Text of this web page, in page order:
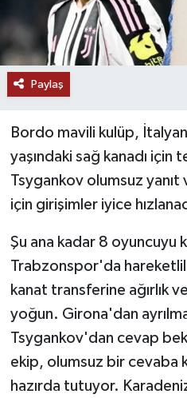
Paylaş
Bordo mavili kulüp,
yaşındaki sağ kanadı için
Tsygankov olumsuz
için girişimler iyice
Şu ana kadar 8 oyuncuyu
Trabzonspor'da
kanat transferine ağırlık
yoğun. Girona'dan
Tsygankov'dan cevap
ekip, olumsuz bir cevaba
hazırda tutuyor.